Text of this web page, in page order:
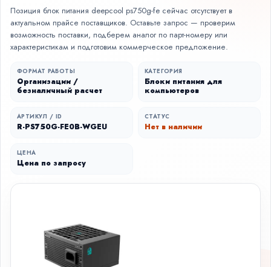
Позиция блок питания deepcool ps750g-fe сейчас отсутствует в
актуальном прайсе поставщиков. Оставьте запрос — проверим
возможность поставки, подберем аналог по парт-номеру или
характеристикам и подготовим коммерческое предложение.
ФОРМАТ РАБОТЫ
Организации /
безналичный расчет
КАТЕГОРИЯ
Блоки питания для
компьютеров
АРТИКУЛ / ID
R-PS750G-FE0B-WGEU
СТАТУС
Нет в наличии
ЦЕНА
Цена по запросу